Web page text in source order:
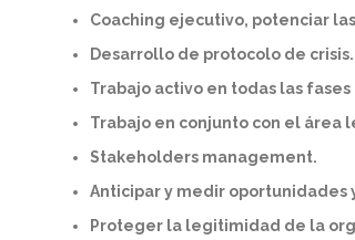
Coaching ejecutivo, potenciar
Desarrollo de protocolo de crisis.
Trabajo activo en todas las
Trabajo en conjunto con el área
Stakeholders management.
Anticipar y medir oportunidades
Proteger la legitimidad de la